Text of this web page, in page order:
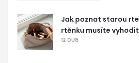
Jak poznat starou
rtěnku musíte vyhodit
12 DUB